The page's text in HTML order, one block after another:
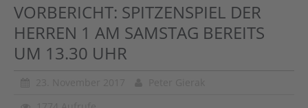
Shop
VORBERICHT: SPITZENSPIEL DER
HERREN 1 AM SAMSTAG BEREITS
UM 13.30 UHR